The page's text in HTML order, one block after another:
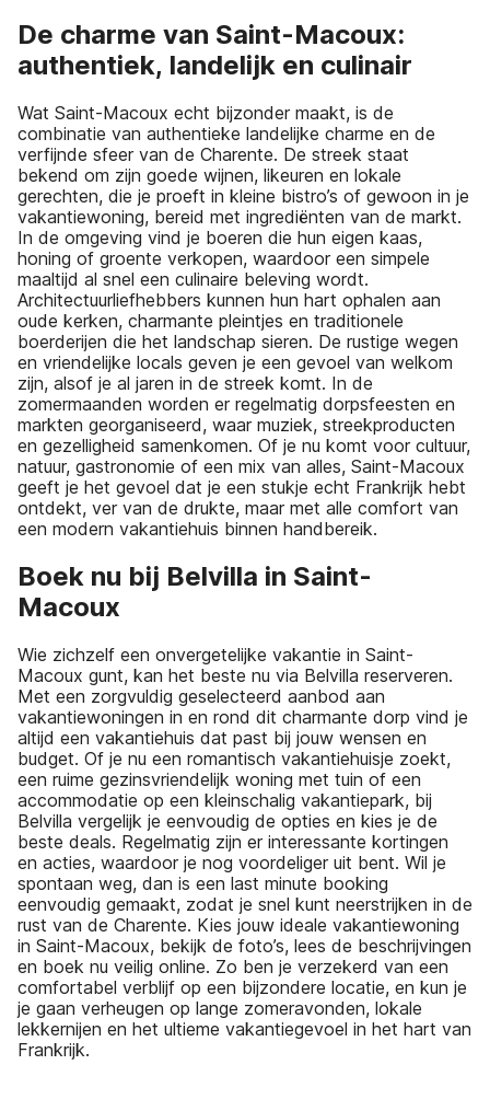
De charme van Saint-Macoux:
authentiek, landelijk en culinair
Wat Saint-Macoux echt bijzonder maakt, is de
combinatie van authentieke landelijke charme en de
verfijnde sfeer van de Charente. De streek staat
bekend om zijn goede wijnen, likeuren en lokale
gerechten, die je proeft in kleine bistro’s of gewoon in je
vakantiewoning, bereid met ingrediënten van de markt.
In de omgeving vind je boeren die hun eigen kaas,
honing of groente verkopen, waardoor een simpele
maaltijd al snel een culinaire beleving wordt.
Architectuurliefhebbers kunnen hun hart ophalen aan
oude kerken, charmante pleintjes en traditionele
boerderijen die het landschap sieren. De rustige wegen
en vriendelijke locals geven je een gevoel van welkom
zijn, alsof je al jaren in de streek komt. In de
zomermaanden worden er regelmatig dorpsfeesten en
markten georganiseerd, waar muziek, streekproducten
en gezelligheid samenkomen. Of je nu komt voor cultuur,
natuur, gastronomie of een mix van alles, Saint-Macoux
geeft je het gevoel dat je een stukje echt Frankrijk hebt
ontdekt, ver van de drukte, maar met alle comfort van
een modern vakantiehuis binnen handbereik.
Boek nu bij Belvilla in Saint-
Macoux
Wie zichzelf een onvergetelijke vakantie in Saint-
Macoux gunt, kan het beste nu via Belvilla reserveren.
Met een zorgvuldig geselecteerd aanbod aan
vakantiewoningen in en rond dit charmante dorp vind je
altijd een vakantiehuis dat past bij jouw wensen en
budget. Of je nu een romantisch vakantiehuisje zoekt,
een ruime gezinsvriendelijk woning met tuin of een
accommodatie op een kleinschalig vakantiepark, bij
Belvilla vergelijk je eenvoudig de opties en kies je de
beste deals. Regelmatig zijn er interessante kortingen
en acties, waardoor je nog voordeliger uit bent. Wil je
spontaan weg, dan is een last minute booking
eenvoudig gemaakt, zodat je snel kunt neerstrijken in de
rust van de Charente. Kies jouw ideale vakantiewoning
in Saint-Macoux, bekijk de foto’s, lees de beschrijvingen
en boek nu veilig online. Zo ben je verzekerd van een
comfortabel verblijf op een bijzondere locatie, en kun je
je gaan verheugen op lange zomeravonden, lokale
lekkernijen en het ultieme vakantiegevoel in het hart van
Frankrijk.